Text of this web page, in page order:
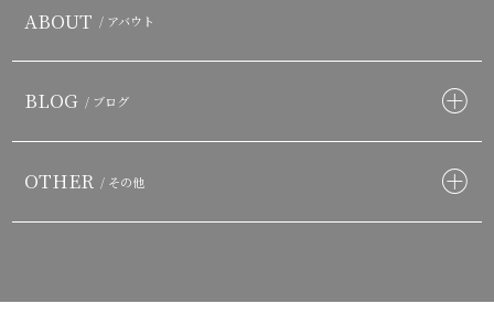
ABOUT / アバウト
BLOG / ブログ
OTHER / その他